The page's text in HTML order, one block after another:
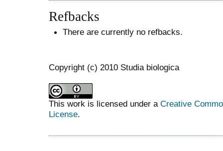
Refbacks
There are currently no refbacks.
Copyright (c) 2010 Studia biologica
This work is licensed under a Creative
License.